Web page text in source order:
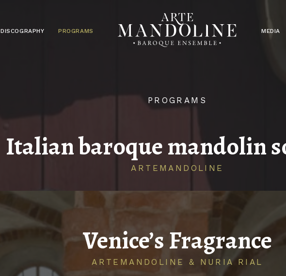
DISCOGRAPHY PROGRAMS MEDIA
PROGRAMS
Italian baroque mandolin
ARTEMANDOLINE
Venice’s Fragrance
ARTEMANDOLINE & NURIA RIAL